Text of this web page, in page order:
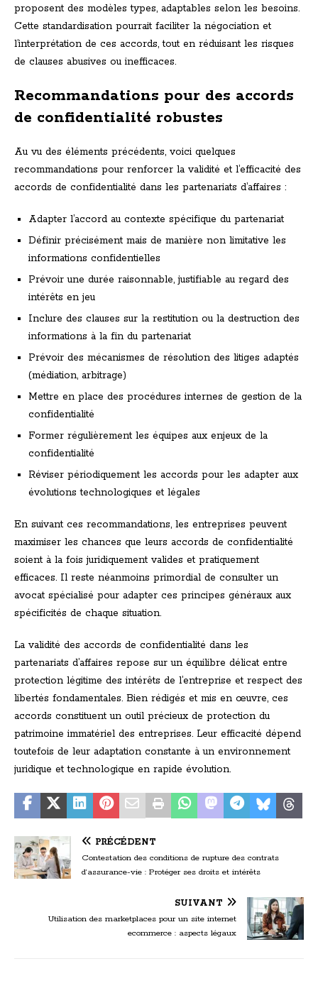
proposent des modèles types, adaptables selon les besoins.
Cette standardisation pourrait faciliter la négociation et
l’interprétation de ces accords, tout en réduisant les risques
de clauses abusives ou inefficaces.
Recommandations pour des accords
de confidentialité robustes
Au vu des éléments précédents, voici quelques
recommandations pour renforcer la validité et l’efficacité des
accords de confidentialité dans les partenariats d’affaires :
Adapter l’accord au contexte spécifique du partenariat
Définir précisément mais de manière non limitative les
informations confidentielles
Prévoir une durée raisonnable, justifiable au regard des
intérêts en jeu
Inclure des clauses sur la restitution ou la destruction des
informations à la fin du partenariat
Prévoir des mécanismes de résolution des litiges adaptés
(médiation, arbitrage)
Mettre en place des procédures internes de gestion de la
confidentialité
Former régulièrement les équipes aux enjeux de la
confidentialité
Réviser périodiquement les accords pour les adapter aux
évolutions technologiques et légales
En suivant ces recommandations, les entreprises peuvent
maximiser les chances que leurs accords de confidentialité
soient à la fois juridiquement valides et pratiquement
efficaces. Il reste néanmoins primordial de consulter un
avocat spécialisé pour adapter ces principes généraux aux
spécificités de chaque situation.
La validité des accords de confidentialité dans les
partenariats d’affaires repose sur un équilibre délicat entre
protection légitime des intérêts de l’entreprise et respect des
libertés fondamentales. Bien rédigés et mis en œuvre, ces
accords constituent un outil précieux de protection du
patrimoine immatériel des entreprises. Leur efficacité dépend
toutefois de leur adaptation constante à un environnement
juridique et technologique en rapide évolution.
PRÉCÉDENT
Contestation des conditions de rupture des contrats
d’assurance-vie : Protéger ses droits et intérêts
SUIVANT
Utilisation des marketplaces pour un site internet
ecommerce : aspects légaux